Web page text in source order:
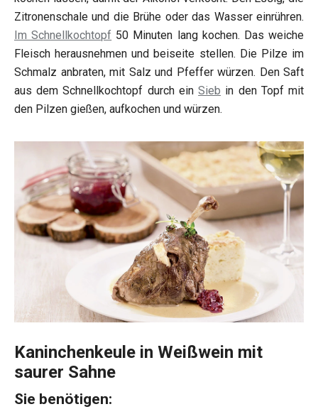
Zitronenschale und die Brühe oder das Wasser einrühren.
Im Schnellkochtopf 50 Minuten lang kochen. Das weiche
Fleisch herausnehmen und beiseite stellen. Die Pilze im
Schmalz anbraten, mit Salz und Pfeffer würzen. Den Saft
aus dem Schnellkochtopf durch einSieb in den Topf mit
den Pilzen gießen, aufkochen und würzen.
Kaninchenkeule in Weißwein mit
saurer Sahne
Sie benötigen: